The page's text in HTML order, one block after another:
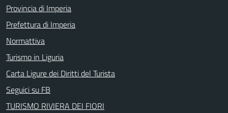
Provincia di Imperia
Prefettura di Imperia
Normattiva
Turismo in Liguria
Carta Ligure dei Diritti del Turista
Seguici su FB
TURISMO RIVIERA DEI FIORI